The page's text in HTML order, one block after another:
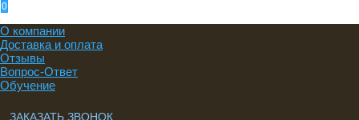
0
О компании
Доставка и оплата
Отзывы
Вопрос-Ответ
Обучение
ЗАКАЗАТЬ ЗВОНОК